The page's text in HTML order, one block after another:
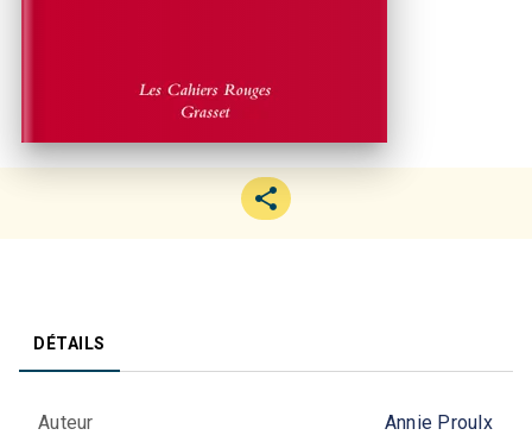
DÉTAILS
Auteur Annie Proulx